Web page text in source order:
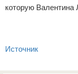
которую Валентина
Источник